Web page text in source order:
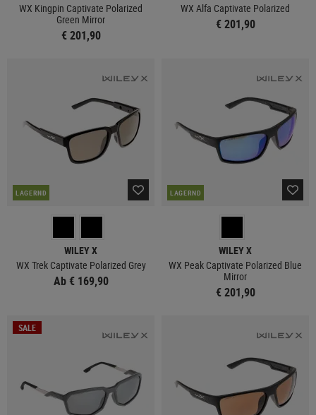
WX Kingpin Captivate Polarized
Green Mirror
€ 201,90
WX Alfa Captivate Polarized
€ 201,90
LAGERND
WILEY X
WX Trek Captivate Polarized Grey
Ab € 169,90
LAGERND
WILEY X
WX Peak Captivate Polarized Blue
Mirror
€ 201,90
SALE